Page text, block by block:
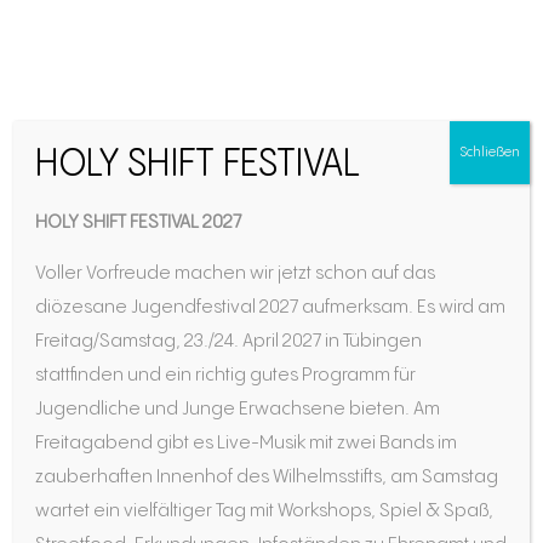
Zuerst auf das Gewissen und dann auf den
Papst!“ Auf den ersten Blick würde man wohl
kaum vermuten, dass dieser Trinkspruch von
einem Kardinal des 19. Jahrhunderts überliefert
ist. John Henry Newman, geboren 1801 in
HOLY SHIFT FESTIVAL
HOLY SHIFT FESTIVAL 2027
Voller Vorfreude machen wir jetzt schon auf das
diözesane Jugendfestival 2027 aufmerksam. Es wird am
Freitag/Samstag, 23./24. April 2027 in Tübingen
stattfinden und ein richtig gutes Programm für
Jugendliche und Junge Erwachsene bieten. Am
Freitagabend gibt es Live-Musik mit zwei Bands im
zauberhaften Innenhof des Wilhelmsstifts, am Samstag
wartet ein vielfältiger Tag mit Workshops, Spiel & Spaß,
Schließen